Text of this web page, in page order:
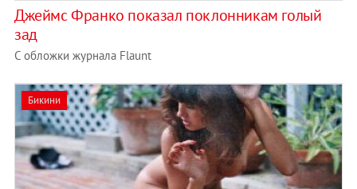
Джеймс Франко показал поклонникам голый
зад
С обложки журнала Flaunt
Бикини